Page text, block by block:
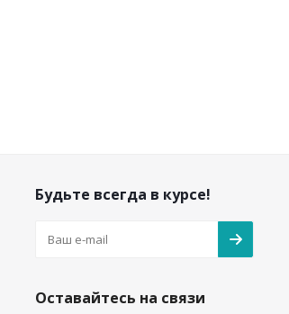
Будьте всегда в курсе!
Оставайтесь на связи